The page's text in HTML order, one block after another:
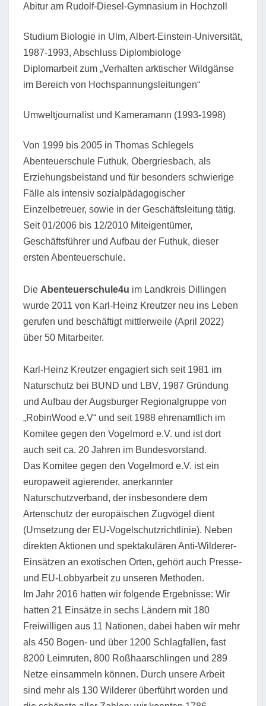
Abitur am Rudolf-Diesel-Gymnasium in Hochzoll
Studium Biologie in Ulm, Albert-Einstein-Universität,
1987-1993, Abschluss Diplombiologe
Diplomarbeit zum „Verhalten arktischer Wildgänse
im Bereich von Hochspannungsleitungen“
Umweltjournalist und Kameramann (1993-1998)
Von 1999 bis 2005 in Thomas Schlegels
Abenteuerschule Futhuk, Obergriesbach, als
Erziehungsbeistand und für besonders schwierige
Fälle als intensiv sozialpädagogischer
Einzelbetreuer, sowie in der Geschäftsleitung tätig.
Seit 01/2006 bis 12/2010 Miteigentümer,
Geschäftsführer und Aufbau der Futhuk, dieser
ersten Abenteuerschule.
Die Abenteuerschule4u im Landkreis Dillingen
wurde 2011 von Karl-Heinz Kreutzer neu ins Leben
gerufen und beschäftigt mittlerweile (April 2022)
über 50 Mitarbeiter.
Karl-Heinz Kreutzer engagiert sich seit 1981 im
Naturschutz bei BUND und LBV, 1987 Gründung
und Aufbau der Augsburger Regionalgruppe von
„RobinWood e.V“ und seit 1988 ehrenamtlich im
Komitee gegen den Vogelmord e.V. und ist dort
auch seit ca. 20 Jahren im Bundesvorstand.
Das Komitee gegen den Vogelmord e.V. ist ein
europaweit agierender, anerkannter
Naturschutzverband, der insbesondere dem
Artenschutz der europäischen Zugvögel dient
(Umsetzung der EU-Vogelschutzrichtlinie). Neben
direkten Aktionen und spektakulären Anti-Wilderer-
Einsätzen an exotischen Orten, gehört auch Presse-
und EU-Lobbyarbeit zu unseren Methoden.
Im Jahr 2016 hatten wir folgende Ergebnisse: Wir
hatten 21 Einsätze in sechs Ländern mit 180
Freiwilligen aus 11 Nationen, dabei haben wir mehr
als 450 Bogen- und über 1200 Schlagfallen, fast
8200 Leimruten, 800 Roßhaarschlingen und 289
Netze einsammeln können. Durch unsere Arbeit
sind mehr als 130 Wilderer überführt worden und